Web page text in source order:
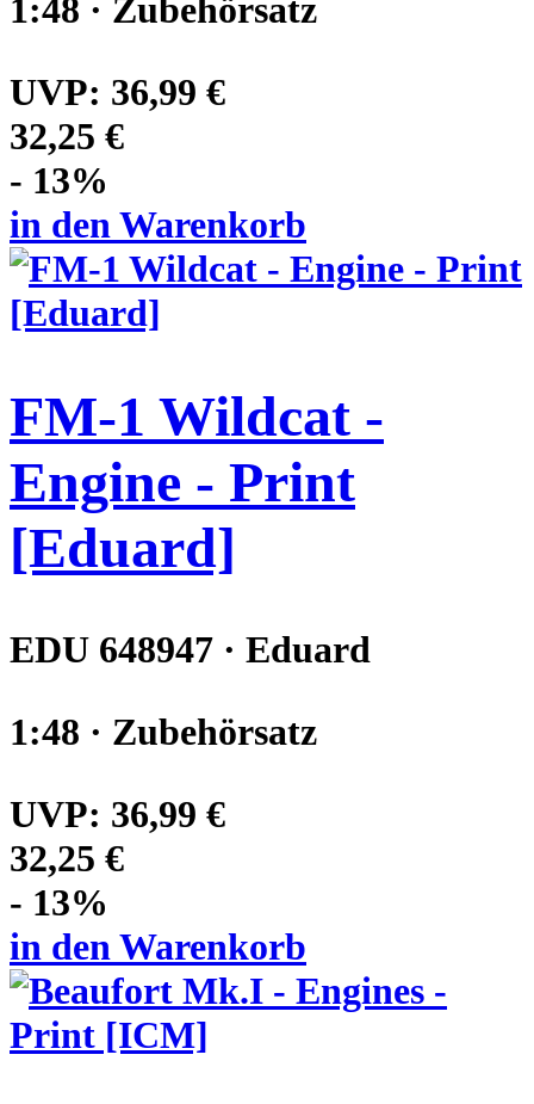
1:48 · Zubehörsatz
UVP: 36,99 €
32,25 €
- 13%
in den Warenkorb
FM-1 Wildcat -
Engine - Print
[Eduard]
EDU 648947 · Eduard
1:48 · Zubehörsatz
UVP: 36,99 €
32,25 €
- 13%
in den Warenkorb